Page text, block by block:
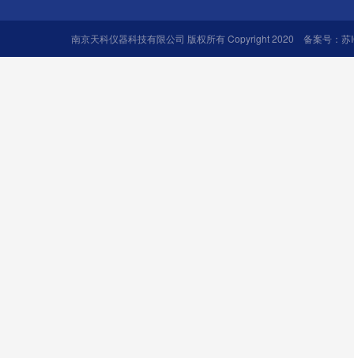
南京天科仪器科技有限公司 版权所有 Copyright 2020 备案号： 苏